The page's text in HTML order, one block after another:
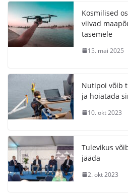
Kosmilised
viivad
tasemele
15. mai 2025
Nutipoi võib
ja hoiatada
10. okt 2023
Tulevikus
jääda
2. okt 2023